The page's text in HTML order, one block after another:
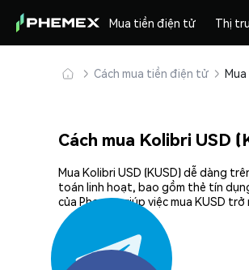
Mua tiền điện tử Thị
Cách mua tiền điện tử
Cách mua Kolibri USD
Mua Kolibri USD (KUSD) dễ dàng
toán linh hoạt, bao gồm thẻ tín
của Phemex giúp việc mua KUSD